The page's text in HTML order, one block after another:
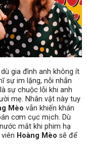
gia đình anh không ít
sự im lặng, nỗi nhẫn
sự chuộc lỗi khi anh
mẹ. Nhân vật này tuy
Mèo vẫn khiến khán
cơm cục mịch. Dù
mắt khi phim hạ
Hoàng Mèo sẽ để